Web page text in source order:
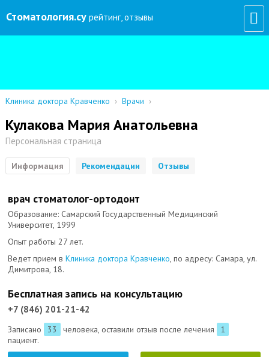
Стоматология.су рейтинг, отзывы
Клиника доктора Кравченко › Врачи ›
Кулакова Мария Анатольевна
Персональная страница
Информация Рекомендации Отзывы
врач стоматолог-ортодонт
Образование: Самарский Государственный Медицинский
Университет, 1999
Опыт работы 27 лет.
Ведет прием вКлиника доктора Кравченко, по адресу: Самара, ул.
Димитрова, 18.
Бесплатная запись на консультацию
+7 (846) 201-21-42
Записано 33 человека, оставили отзыв после лечения
1
пациент.